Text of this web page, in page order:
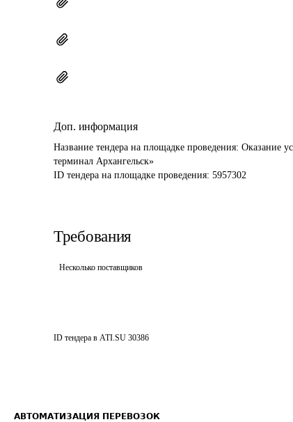
Доп. информация
Название тендера на площадке проведения: Оказание
терминал Архангельск»
ID тендера на площадке проведения: 5957302
Требования
Несколько поставщиков
ID тендера в ATI.SU 30386
АВТОМАТИЗАЦИЯ ПЕРЕВОЗОК